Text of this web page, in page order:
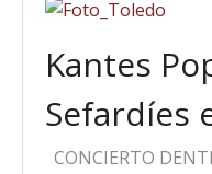
CONTACTO
Kantes
Sefardíes
CONCIERTO